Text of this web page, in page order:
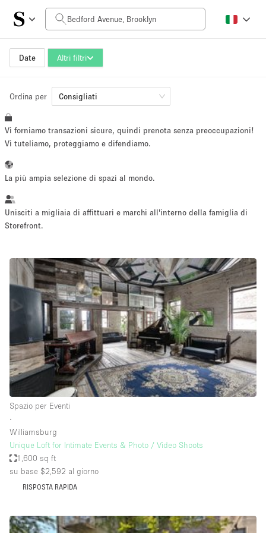
Date Altri filtri
Prezzo al giorno
$0
Dimensioni dello spazio
5000+ sq ft
~ 13 persone
artistico
Servizio
fotografico
Conferenza Meeting Ufficio
Acquista
Condividi
Tipo di spazio
Acquista Condividi
Appartamento/loft
Atelier / Laboratorio
Container
Ordina per Consigliati
Vi forniamo transazioni sicure, quindi prenota senza preoccupazioni!
Vi tuteliamo, proteggiamo e difendiamo.
La più ampia selezione di spazi al mondo.
Unisciti a migliaia di affittuari e marchi all'interno della famiglia di
Storefront.
Spazio per Eventi
∙
Williamsburg
Unique Loft for Intimate Events & Photo / Video Shoots
1,600 sq ft
su base $2,592 al giorno
RISPOSTA RAPIDA